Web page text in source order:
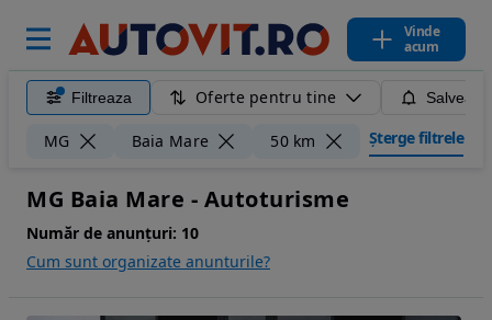
Vinde
acum
Filtreaza Oferte pentru tine
MG Baia Mare 50 km Șterge filtrele
MG Baia Mare - Autoturisme
Număr de anunțuri: 10
Cum sunt organizate anunturile?